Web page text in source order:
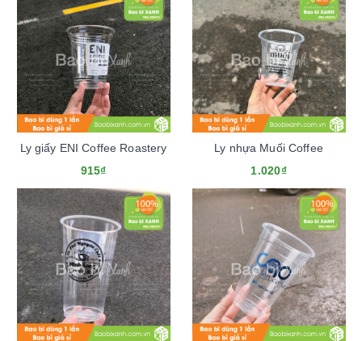
Ly giấy ENI Coffee Roastery
915₫
Ly nhựa Muối Coffee
1.020₫